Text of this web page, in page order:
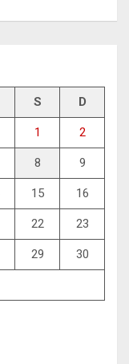
S D
1 2
8 9
15 16
22 23
29 30